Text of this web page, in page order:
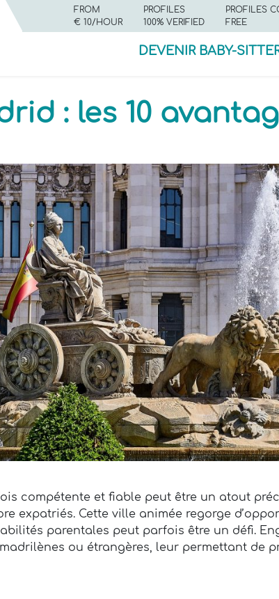
FROM
€ 10/HOUR
PROFILES
100% VERIFIED
PROFILES
FREE
DEVENIR BABY-
: les 10
compétente et fiable peut être un atout
expatriés. Cette ville animée regorge
parentales peut parfois être un défi.
ou étrangères, leur permettant de